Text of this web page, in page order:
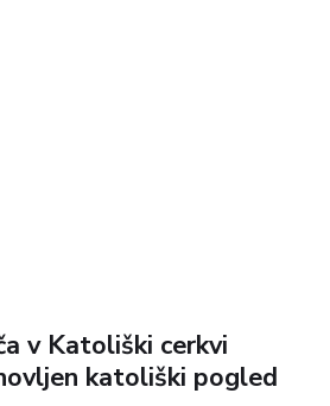
v Katoliški cerkvi
katoliški pogled